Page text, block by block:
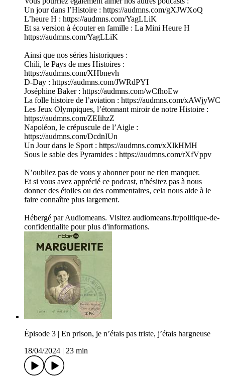
Un jour dans l’Histoire : https://audmns.com/gXJWXoQ
L’heure H : https://audmns.com/YagLLiK
Et sa version à écouter en famille : La Mini Heure H
https://audmns.com/YagLLiK
Ainsi que nos séries historiques :
Chili, le Pays de mes Histoires :
https://audmns.com/XHbnevh
D-Day : https://audmns.com/JWRdPYI
Joséphine Baker : https://audmns.com/wCfhoEw
La folle histoire de l’aviation : https://audmns.com/xAWjyWC
Les Jeux Olympiques, l’étonnant miroir de notre Histoire :
https://audmns.com/ZEIihzZ
Napoléon, le crépuscule de l’Aigle :
https://audmns.com/DcdnIUn
Un Jour dans le Sport : https://audmns.com/xXlkHMH
Sous le sable des Pyramides : https://audmns.com/rXfVppv
N’oubliez pas de vous y abonner pour ne rien manquer.
Et si vous avez apprécié ce podcast, n'hésitez pas à nous
donner des étoiles ou des commentaires, cela nous aide à le
faire connaître plus largement.
Hébergé par Audiomeans. Visitez audiomeans.fr/politique-de-
confidentialite pour plus d'informations.
Épisode 3 | En prison, je n’étais pas triste, j’étais hargneuse
18/04/2024
23 min